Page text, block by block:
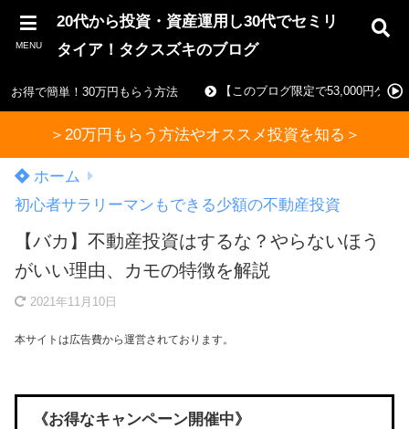
MENU
20代から投資・資産運用し30代でセミリ
タイア！タクスズキのブログ
お得で簡単！30万円もらう方法 【このブログ限定で53,000円ゲッ
＞20万円もらう方法やオススメ投資を知る＞
ホーム
初心者サラリーマンもできる少額の不動産投資
【バカ】不動産投資はするな？やらないほう
がいい理由、カモの特徴を解説
2021年11月10日
本サイトは広告費から運営されております。
《お得なキャンペーン開催中》